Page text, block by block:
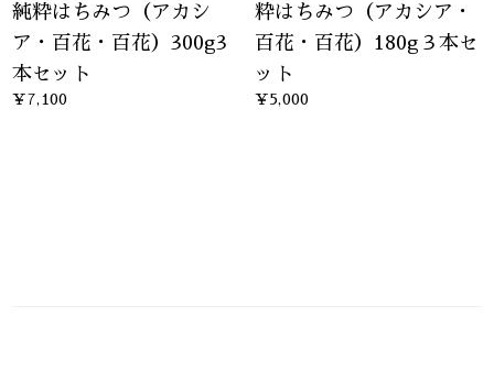
純粋はちみつ（アカシ
ア・百花・百花）300g3
本セット
¥7,100
粋はちみつ（アカシア・
百花・百花）180g３本セ
ット
¥5,000